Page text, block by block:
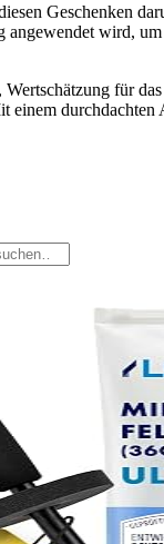
Geschenken
angewendet wird,
für
einem durchdachten